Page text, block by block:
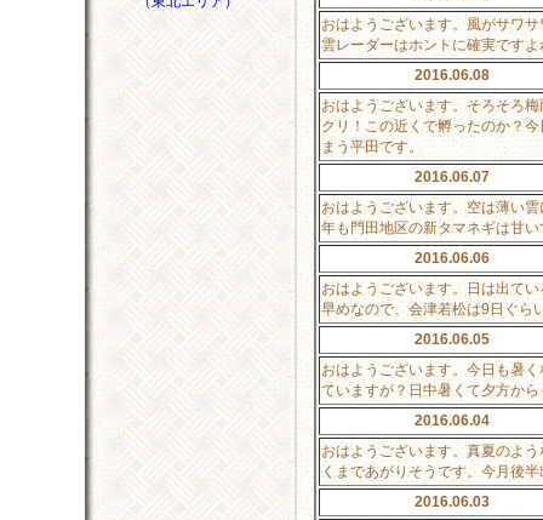
おはようございます。風がサワ
雲レーダーはホントに確実です
2016.06.08
おはようございます。そろそろ
クリ！この近くで孵ったのか？
まう平田です。
2016.06.07
おはようございます。空は薄い
年も門田地区の新タマネギは甘
2016.06.06
おはようございます。日は出て
早めなので、会津若松は9日ぐら
2016.06.05
おはようございます。今日も暑
ていますが？日中暑くて夕方か
2016.06.04
おはようございます。真夏のよ
くまであがりそうです。今月後
2016.06.03